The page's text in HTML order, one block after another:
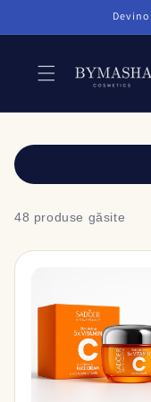
48 produse găsite